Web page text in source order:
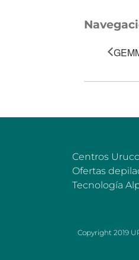
Centros
Ofertas
Tecnología
Copyright 2019